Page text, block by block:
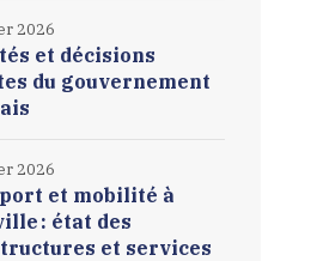
et décisions
du gouvernement
2026
et mobilité à
: état des
et services
2026